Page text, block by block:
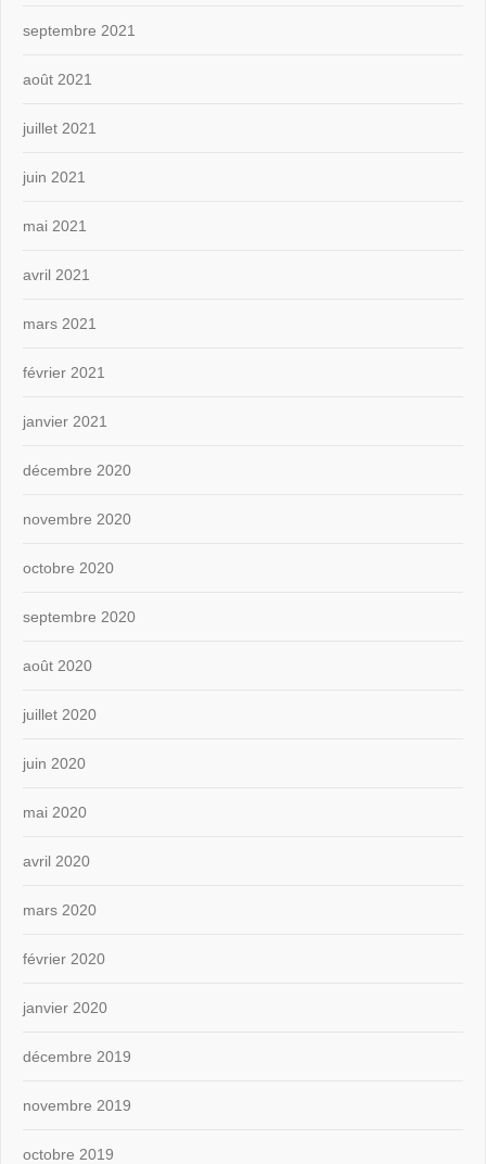
septembre 2021
août 2021
juillet 2021
juin 2021
mai 2021
avril 2021
mars 2021
février 2021
janvier 2021
décembre 2020
novembre 2020
octobre 2020
septembre 2020
août 2020
juillet 2020
juin 2020
mai 2020
avril 2020
mars 2020
février 2020
janvier 2020
décembre 2019
novembre 2019
octobre 2019